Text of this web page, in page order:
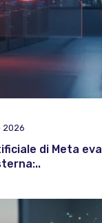
2026
di Meta